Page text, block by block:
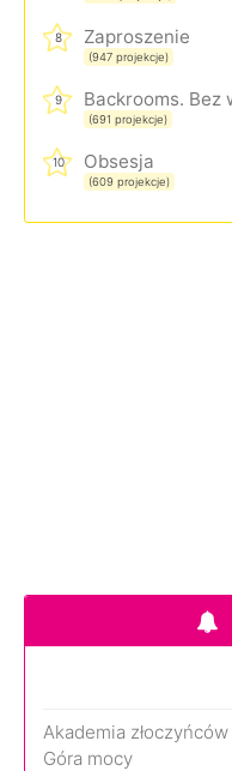
8 Zaproszenie
(947 projekcje)
9
(691 projekcje)
10 Obsesja
(609 projekcje)
Akademia złoczyńców
Góra mocy